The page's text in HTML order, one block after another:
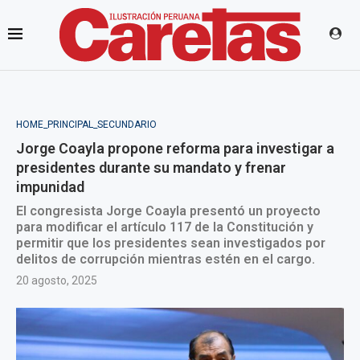
HOME_PRINCIPAL_SECUNDARIO
Jorge Coayla propone reforma para investigar a
presidentes durante su mandato y frenar
impunidad
El congresista Jorge Coayla presentó un proyecto
para modificar el artículo 117 de la Constitución y
permitir que los presidentes sean investigados por
delitos de corrupción mientras estén en el cargo.
20 agosto, 2025